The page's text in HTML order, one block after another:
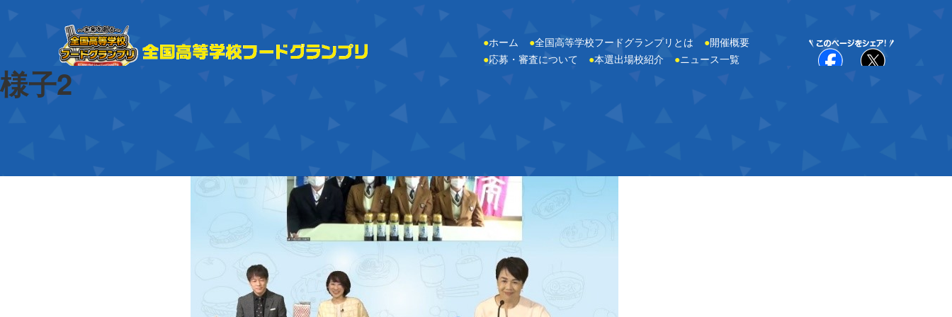
●ホーム ●全国高等学校フードグランプリとは ●開催概要
●応募・審査について ●本選出場校紹介 ●ニュース一覧
様子2
投
稿
2021年11月16日
フ
604 × 453